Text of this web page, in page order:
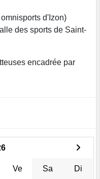
d'Izon)
des sports de Saint-
encadrée par
Ve Sa Di